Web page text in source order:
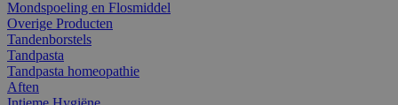
Mondspoeling en Flosmiddel
Overige Producten
Tandenborstels
Tandpasta
Tandpasta homeopathie
Aften